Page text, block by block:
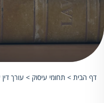
דף הבית > תחומי עיסוק > עורך